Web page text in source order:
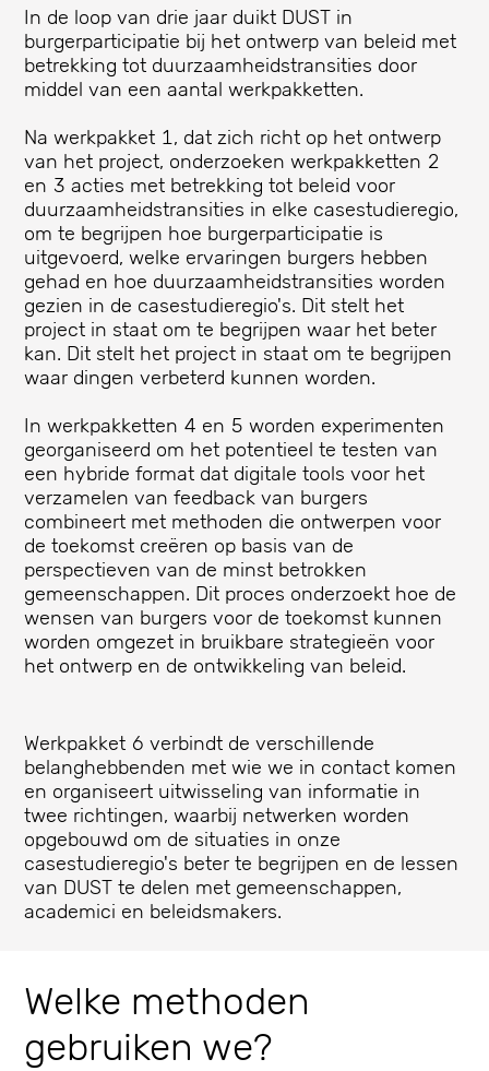
Werkpakket 6 verbindt de verschillende
belanghebbenden met wie we in contact komen
en organiseert uitwisseling van informatie in
twee richtingen, waarbij netwerken worden
opgebouwd om de situaties in onze
casestudieregio's beter te begrijpen en de lessen
van DUST te delen met gemeenschappen,
academici en beleidsmakers.
In de loop van drie jaar duikt DUST in
burgerparticipatie bij het ontwerp van beleid met
betrekking tot duurzaamheidstransities door
middel van een aantal werkpakketten.
Na werkpakket 1, dat zich richt op het ontwerp
van het project, onderzoeken werkpakketten 2
en 3 acties met betrekking tot beleid voor
duurzaamheidstransities in elke casestudieregio,
om te begrijpen hoe burgerparticipatie is
uitgevoerd, welke ervaringen burgers hebben
gehad en hoe duurzaamheidstransities worden
gezien in de casestudieregio's. Dit stelt het
project in staat om te begrijpen waar het beter
kan. Dit stelt het project in staat om te begrijpen
waar dingen verbeterd kunnen worden.
In werkpakketten 4 en 5 worden experimenten
georganiseerd om het potentieel te testen van
een hybride format dat digitale tools voor het
verzamelen van feedback van burgers
combineert met methoden die ontwerpen voor
de toekomst creëren op basis van de
perspectieven van de minst betrokken
gemeenschappen. Dit proces onderzoekt hoe de
wensen van burgers voor de toekomst kunnen
worden omgezet in bruikbare strategieën voor
het ontwerp en de ontwikkeling van beleid.
Welke methoden
gebruiken we?